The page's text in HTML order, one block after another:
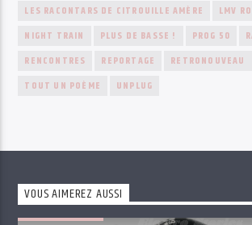
LES RACONTARS DE CITROUILLE AMÈRE
LMV
NIGHT TRAIN
PLUS DE BASSE ! PROG 50
RENCONTRES
REPORTAGE RETRONOUVEAU
TOUT UN POÈME
UNPLUG
VOUS AIMEREZ AUSSI